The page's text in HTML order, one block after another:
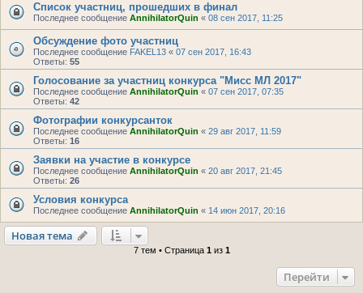
Список участниц, прошедших в финал
Последнее сообщение AnnihilatorQuin « 08 сен 2017, 11:25
Обсуждение фото участниц
Последнее сообщение FAKEL13 « 07 сен 2017, 16:43
Ответы: 55
Голосование за участниц конкурса "Мисс МЛ 2017"
Последнее сообщение AnnihilatorQuin « 07 сен 2017, 07:35
Ответы: 42
Фотографии конкурсанток
Последнее сообщение AnnihilatorQuin « 29 авг 2017, 11:59
Ответы: 16
Заявки на участие в конкурсе
Последнее сообщение AnnihilatorQuin « 20 авг 2017, 21:45
Ответы: 26
Условия конкурса
Последнее сообщение AnnihilatorQuin « 14 июн 2017, 20:16
Новая тема
7 тем • Страница 1из 1
Перейти